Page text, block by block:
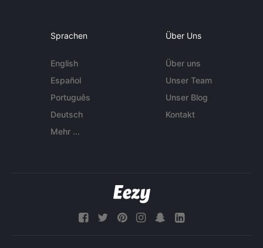
Sprachen
English
Español
Português
Deutsch
Mehr ...
Über Uns
Über uns
Unser Team
Unser Blog
Kontakt